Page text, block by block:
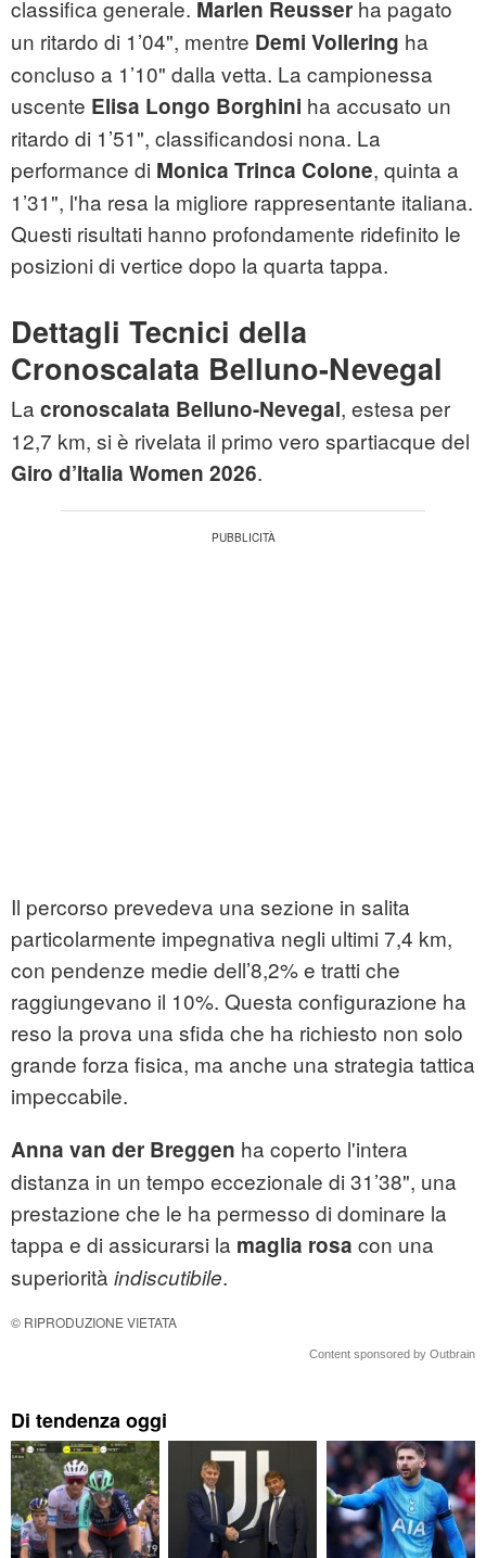
classifica generale. Marlen Reusser ha pagato
un ritardo di 1’04", mentre Demi Vollering ha
concluso a 1’10" dalla vetta. La campionessa
uscente Elisa Longo Borghini ha accusato un
ritardo di 1’51", classificandosi nona. La
performance di Monica Trinca Colone, quinta a
1’31", l'ha resa la migliore rappresentante italiana.
Questi risultati hanno profondamente ridefinito le
posizioni di vertice dopo la quarta tappa.
Dettagli Tecnici della
Cronoscalata Belluno-Nevegal
La cronoscalata Belluno-Nevegal, estesa per
12,7 km, si è rivelata il primo vero spartiacque del
Giro d’Italia Women 2026.
Il percorso prevedeva una sezione in salita
particolarmente impegnativa negli ultimi 7,4 km,
con pendenze medie dell’8,2% e tratti che
raggiungevano il 10%. Questa configurazione ha
reso la prova una sfida che ha richiesto non solo
grande forza fisica, ma anche una strategia tattica
impeccabile.
Anna van der Breggen ha coperto l'intera
distanza in un tempo eccezionale di 31’38", una
prestazione che le ha permesso di dominare la
tappa e di assicurarsi la maglia rosa con una
superiorità indiscutibile.
© RIPRODUZIONE VIETATA
Content sponsored by Outbrain
Di tendenza oggi